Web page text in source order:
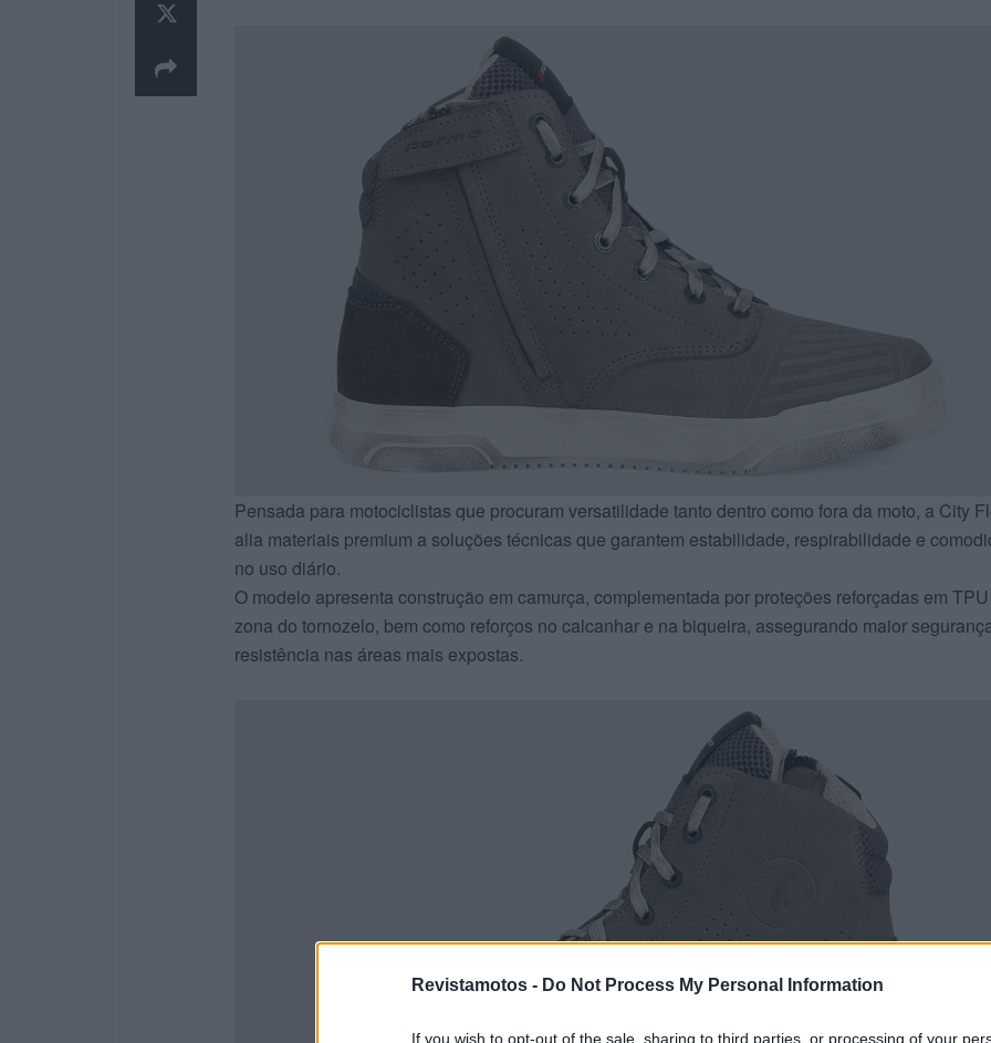
Revistamotos - Do Not Process My Personal Information
If you wish to opt-out of the sale, sharing to third parties, or processing of your
Pensada para motociclistas que procuram versatilidade tanto dentro como fora da moto, a City
alia materiais premium a soluções técnicas que garantem estabilidade, respirabilidade e
no uso diário.
O modelo apresenta construção em camurça, complementada por proteções reforçadas em
zona do tornozelo, bem como reforços no calcanhar e na biqueira, assegurando maior
resistência nas áreas mais expostas.